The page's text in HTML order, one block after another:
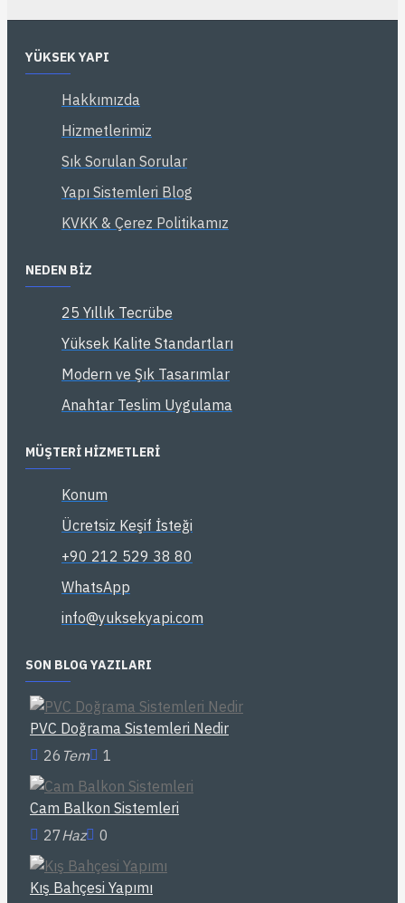
YÜKSEK YAPI
Hakkımızda
Hizmetlerimiz
Sık Sorulan Sorular
Yapı Sistemleri Blog
KVKK & Çerez Politikamız
NEDEN BIZ
25 Yıllık Tecrübe
Yüksek Kalite Standartları
Modern ve Şık Tasarımlar
Anahtar Teslim Uygulama
MÜŞTERI HIZMETLERI
Konum
Ücretsiz Keşif İsteği
+90 212 529 38 80
WhatsApp
info@yuksekyapi.com
SON BLOG YAZILARI
PVC Doğrama Sistemleri Nedir
26 Tem 1
Cam Balkon Sistemleri
27Haz 0
Kış Bahçesi Yapımı